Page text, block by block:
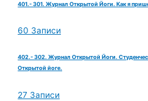
401.- 301. Журнал Открытой Йоги. Как я
60 Записи
402.- 302. Журнал Открытой Йоги.
Открытой йоге.
27 Записи